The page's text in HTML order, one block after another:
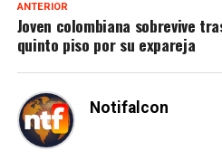
ANTERIOR
Joven colombiana sobrevive
quinto piso por su expareja
Notifalcon